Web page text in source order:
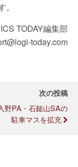
TODAY編集部
today.com
次の投稿
野PA・石鎚山SAの
駐車マスを拡充